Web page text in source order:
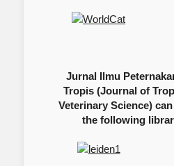
Jurnal Ilmu
Tropis (Journal of
Veterinary Science)
the following